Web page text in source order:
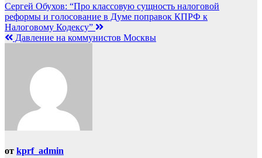
Навигация
по
записям
Сергей Обухов: “Про классовую сущность налоговой
реформы и голосование в Думе поправок КПРФ к
Налоговому Кодексу”
Давление на коммунистов Москвы
от kprf_admin